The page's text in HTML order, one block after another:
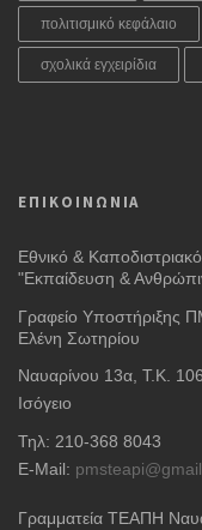
πολιτισμικό κεφάλαιο
σχολικά εγχειρίδια
ΕΠΙΚΟΙΝΩΝΙΑ
Εθνικό &
"Εκπαίδευση &
Γραφείο Υποστήριξης
Ελένη Σωτηρίου
Ναυαρίνου 13α, Τ.Κ.
Ισόγειο
Τηλ: 210-368 8043
E-Mail:
Γραμματεία ΤΕΑΠΗ